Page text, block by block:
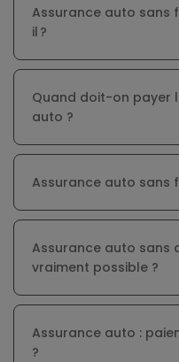
Assurance auto sans
il ?
Quand doit-on payer
auto ?
Assurance auto sans
Assurance auto sans
vraiment possible ?
Assurance auto :
?